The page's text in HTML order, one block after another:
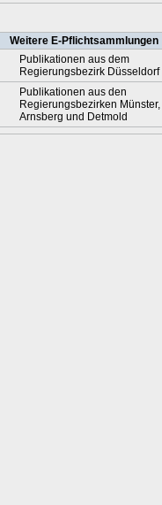
Weitere E-Pflichtsammlungen
Publikationen aus dem
Regierungsbezirk Düsseldorf
Publikationen aus den
Regierungsbezirken Münster,
Arnsberg und Detmold